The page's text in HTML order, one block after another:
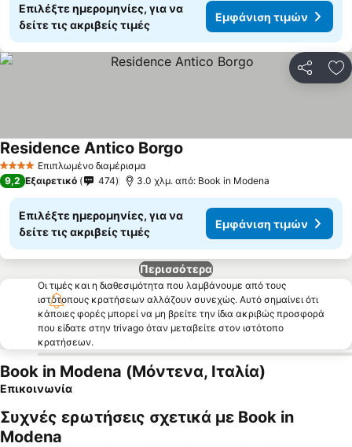
Επιλέξτε ημερομηνίες, για να
δείτε τις ακριβείς τιμές
Εμφάνιση τιμών
4 ΑστέριαΕπιπλωμένο διαμέρισμα
Residence Antico Borgo
9,2 Εξαιρετικό 474 3.0 χλμ. από: Book in Modena
Επιλέξτε ημερομηνίες, για να
δείτε τις ακριβείς τιμές
Εμφάνιση τιμών
Περισσότερα
Οι τιμές και η διαθεσιμότητα που λαμβάνουμε από τους
ιστότοπους κρατήσεων αλλάζουν συνεχώς. Αυτό σημαίνει ότι
κάποιες φορές μπορεί να μη βρείτε την ίδια ακριβώς προσφορά
που είδατε στην trivago όταν μεταβείτε στον ιστότοπο
κρατήσεων.
Book in Modena (Μόντενα, Ιταλία)
Επικοινωνία
Συχνές ερωτήσεις σχετικά με Book in
Modena